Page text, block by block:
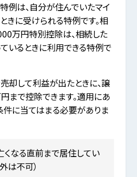
例は、自分が住んでいたマイ
きに受けられる特例です。相
万円特別控除は、相続した
いるときに利用できる特例で
却して利益が出たときに、譲
まで控除できます。適用にあ
件に当てはまる必要がありま
なる直前まで居住してい
は不可）